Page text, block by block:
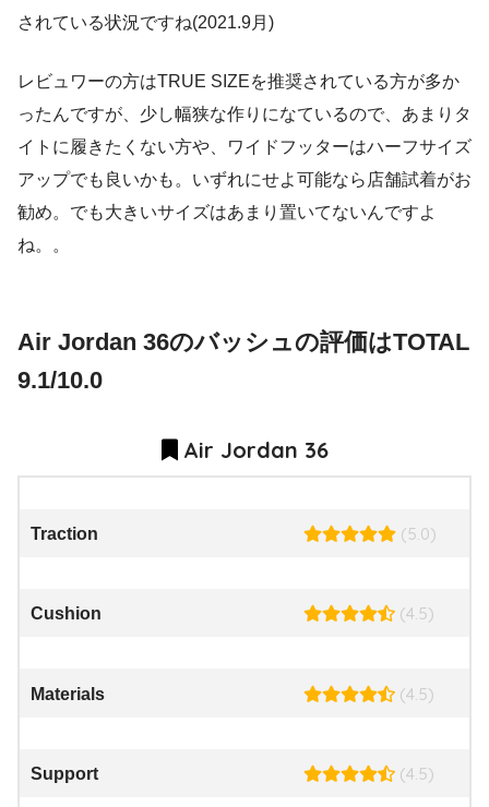
されている状況ですね(2021.9月)
レビュワーの方はTRUE SIZEを推奨されている方が多か
ったんですが、少し幅狭な作りになているので、あまりタ
イトに履きたくない方や、ワイドフッターはハーフサイズ
アップでも良いかも。いずれにせよ可能なら店舗試着がお
勧め。でも大きいサイズはあまり置いてないんですよ
ね。。
Air Jordan 36のバッシュの評価はTOTAL
9.1/10.0
Air Jordan 36
Traction (5.0)
Cushion (4.5)
Materials (4.5)
Support (4.5)